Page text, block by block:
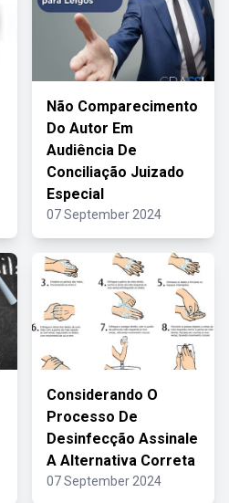
Não Comparecimento
Do Autor Em
Audiência De
Conciliação Juizado
Especial
07 September 2024
Considerando O
Processo De
Desinfecção Assinale
A Alternativa Correta
07 September 2024